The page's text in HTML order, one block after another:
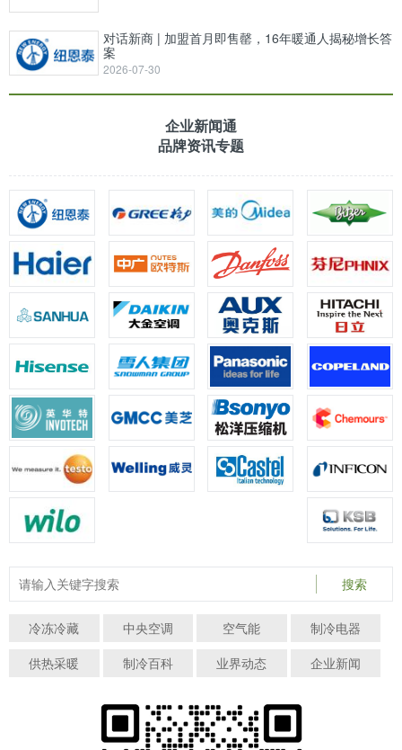
对话新商 | 加盟首月即售罄，16年暖通人揭秘增长答
案
2026-07-30
企业新闻通
品牌资讯专题
搜索
冷冻冷藏 中央空调 空气能
制冷电器
供热采暖
制冷百科 业界动态 企业新闻